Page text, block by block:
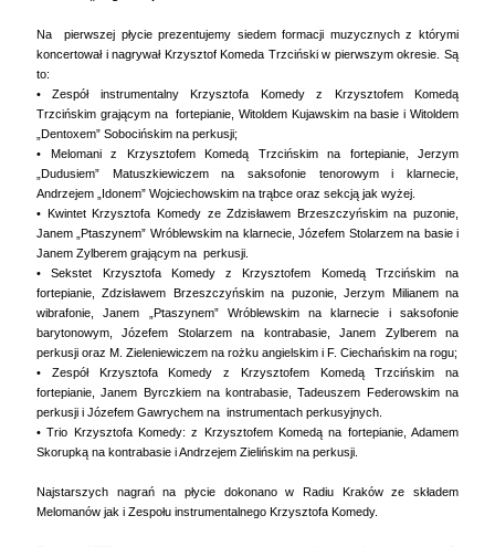
Na pierwszej płycie prezentujemy siedem formacji muzycznych z którymi
koncertował i nagrywał Krzysztof Komeda Trzciński w pierwszym okresie. Są
to:
• Zespół instrumentalny Krzysztofa Komedy z Krzysztofem Komedą
Trzcińskim grającym na fortepianie, Witoldem Kujawskim na basie i Witoldem
„Dentoxem” Sobocińskim na perkusji;
• Melomani z Krzysztofem Komedą Trzcińskim na fortepianie, Jerzym
„Dudusiem” Matuszkiewiczem na saksofonie tenorowym i klarnecie,
Andrzejem „Idonem” Wojciechowskim na trąbce oraz sekcją jak wyżej.
• Kwintet Krzysztofa Komedy ze Zdzisławem Brzeszczyńskim na puzonie,
Janem „Ptaszynem” Wróblewskim na klarnecie, Józefem Stolarzem na basie i
Janem Zylberem grającym na perkusji.
• Sekstet Krzysztofa Komedy z Krzysztofem Komedą Trzcińskim na
fortepianie, Zdzisławem Brzeszczyńskim na puzonie, Jerzym Milianem na
wibrafonie, Janem „Ptaszynem” Wróblewskim na klarnecie i saksofonie
barytonowym, Józefem Stolarzem na kontrabasie, Janem Zylberem na
perkusji oraz M. Zieleniewiczem na rożku angielskim i F. Ciechańskim na rogu;
• Zespół Krzysztofa Komedy z Krzysztofem Komedą Trzcińskim na
fortepianie, Janem Byrczkiem na kontrabasie, Tadeuszem Federowskim na
perkusji i Józefem Gawrychem na instrumentach perkusyjnych.
• Trio Krzysztofa Komedy: z Krzysztofem Komedą na fortepianie, Adamem
Skorupką na kontrabasie i Andrzejem Zielińskim na perkusji.
Najstarszych nagrań na płycie dokonano w Radiu Kraków ze składem
Melomanów jak i Zespołu instrumentalnego Krzysztofa Komedy.